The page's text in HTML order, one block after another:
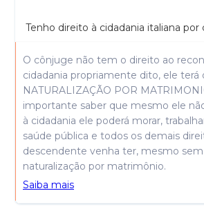
Tenho direito à cidadania italiana por
O cônjuge não tem o direito ao
cidadania propriamente dito, ele terá
NATURALIZAÇÃO POR
importante saber que mesmo ele
à cidadania ele poderá morar,
saúde pública e todos os demais
descendente venha ter, mesmo sem
naturalização por matrimônio.
Saiba mais